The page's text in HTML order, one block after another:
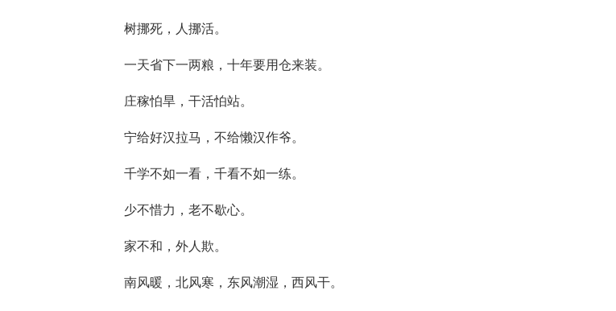
树挪死，人挪活。
一天省下一两粮，十年要用仓来装。
庄稼怕旱，干活怕站。
宁给好汉拉马，不给懒汉作爷。
千学不如一看，千看不如一练。
少不惜力，老不歇心。
家不和，外人欺。
南风暖，北风寒，东风潮湿，西风干。